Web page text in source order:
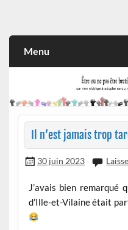
et commerciale
Menu
Il n’est jamais trop
30 juin 2023
J’avais bien remarqué
d’Ille-et-Vilaine était